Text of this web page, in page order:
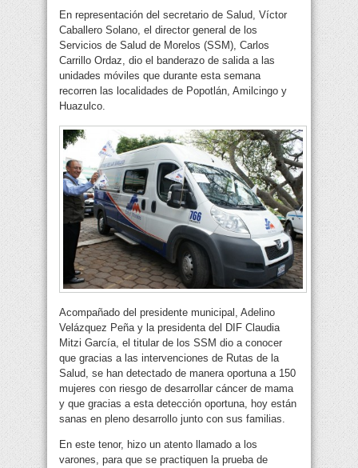
En representación del secretario de Salud, Víctor
Caballero Solano, el director general de los
Servicios de Salud de Morelos (SSM), Carlos
Carrillo Ordaz, dio el banderazo de salida a las
unidades móviles que durante esta semana
recorren las localidades de Popotlán, Amilcingo y
Huazulco.
Acompañado del presidente municipal, Adelino
Velázquez Peña y la presidenta del DIF Claudia
Mitzi García, el titular de los SSM dio a conocer
que gracias a las intervenciones de Rutas de la
Salud, se han detectado de manera oportuna a 150
mujeres con riesgo de desarrollar cáncer de mama
y que gracias a esta detección oportuna, hoy están
sanas en pleno desarrollo junto con sus familias.
En este tenor, hizo un atento llamado a los
varones, para que se practiquen la prueba de